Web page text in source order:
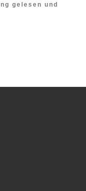
gelesen und